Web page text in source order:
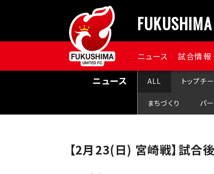
ニュース 試合情報
ニュース ALL トップチ
まちづくり パ
【2月23(日) 宮崎戦】試合